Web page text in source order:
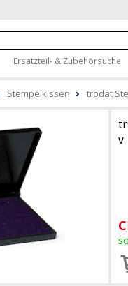
Ersatzteil- & Zubehörsuche
Stempelkissen trodat
v